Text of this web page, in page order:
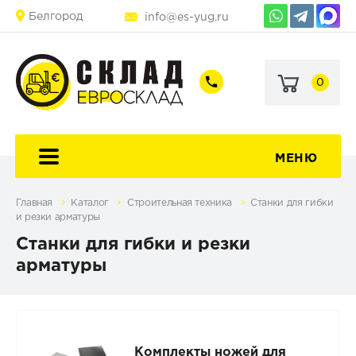
Белгород info@es-yug.ru
+7
60-
+7
69-
0
МЕНЮ
Главная Каталог Строительная техника
Станки для гибки
и резки арматуры
Станки для гибки и резки
арматуры
Комплекты ножей для